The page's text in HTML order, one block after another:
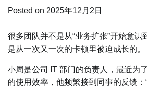
Posted on 2025年12月2日
很多团队并不是从“业务扩张”开始意识
是从一次又一次的卡顿里被迫成长的。
小周是公司 IT 部门的负责人，最近为
的使用效率，他频繁接到同事的反馈